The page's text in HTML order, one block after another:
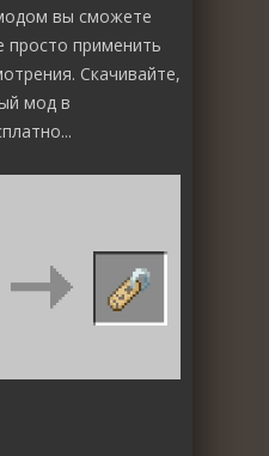
вы сможете
просто применить
Скачивайте,
мод в